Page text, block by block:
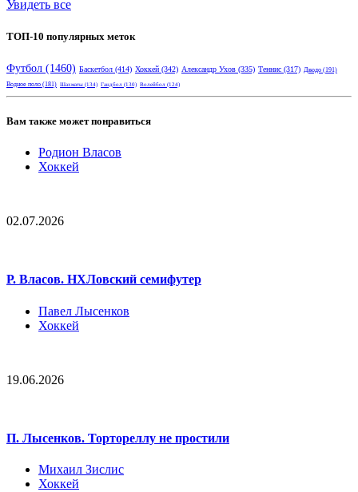
Увидеть все
ТОП-10 популярных меток
Футбол (1460) Баскетбол (414) Хоккей (342) Александр Ухов (335) Теннис (317) Дзюдо (191)
Водное поло (181) Шахматы (134) Гандбол (130) Волейбол (124)
Вам также может понравиться
Родион Власов
Хоккей
02.07.2026
Р. Власов. НХЛовский семифутер
Павел Лысенков
Хоккей
19.06.2026
П. Лысенков. Тортореллу не простили
Михаил Зислис
Хоккей